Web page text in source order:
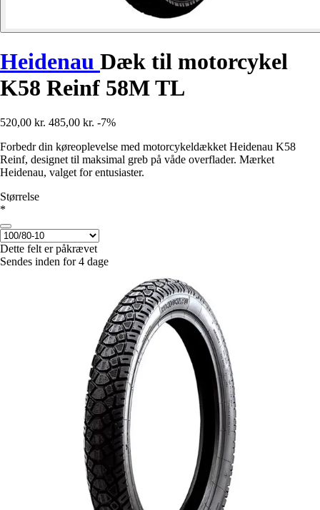
Heidenau Dæk til motorcykel
K58 Reinf 58M TL
520,00 kr. 485,00 kr. -7%
Forbedr din køreoplevelse med motorcykeldækket Heidenau K58
Reinf, designet til maksimal greb på våde overflader. Mærket
Heidenau, valget for entusiaster.
Størrelse
*
Dette felt er påkrævet
Sendes inden for 4 dage